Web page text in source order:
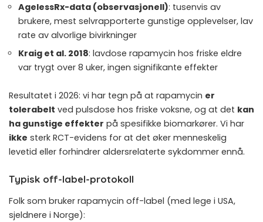
AgelessRx-data (observasjonell): tusenvis av
brukere, mest selvrapporterte gunstige opplevelser, lav
rate av alvorlige bivirkninger
Kraig et al. 2018: lavdose rapamycin hos friske eldre
var trygt over 8 uker, ingen signifikante effekter
Resultatet i 2026: vi har tegn på at rapamycin er
tolerabelt ved pulsdose hos friske voksne, og at det kan
ha gunstige effekter på spesifikke biomarkører. Vi har
ikke sterk RCT-evidens for at det øker menneskelig
levetid eller forhindrer aldersrelaterte sykdommer ennå.
Typisk off-label-protokoll
Folk som bruker rapamycin off-label (med lege i USA,
sjeldnere i Norge):